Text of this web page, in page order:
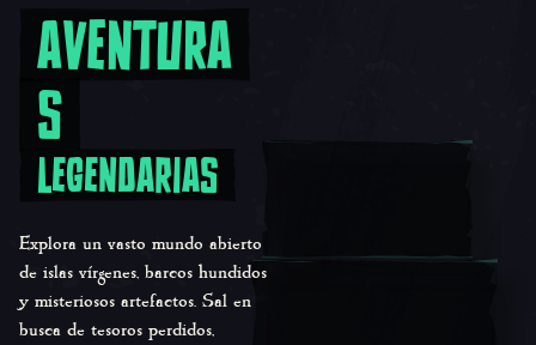
Aventuras legendarias
AVENTURA
S
LEGENDARIAS
Explora un vasto mundo abierto
de islas vírgenes, barcos hundidos
y misteriosos artefactos. Sal en
busca de tesoros perdidos,